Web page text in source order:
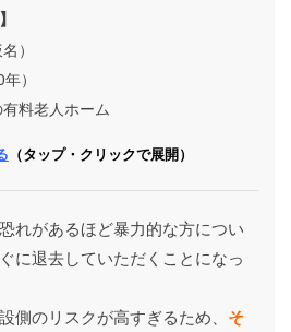
）
）
料老人ホーム
（タップ・クリックで展開）
れがあるほど暴力的な方につい
に退去していただくことになっ
側のリスクが高すぎるため、 そ